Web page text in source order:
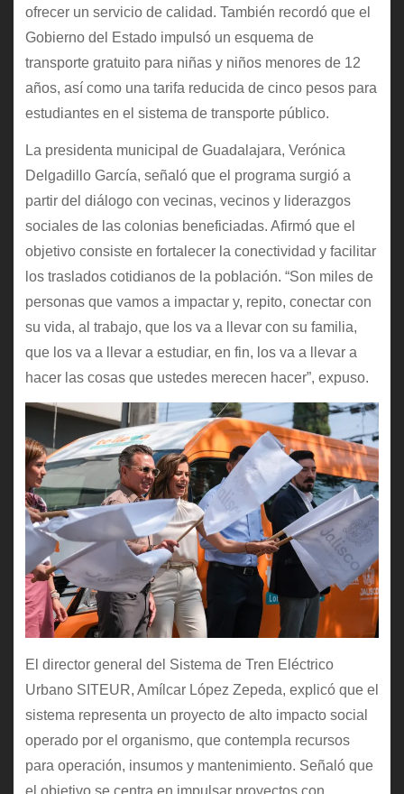
ofrecer un servicio de calidad. También recordó que el
Gobierno del Estado impulsó un esquema de
transporte gratuito para niñas y niños menores de 12
años, así como una tarifa reducida de cinco pesos para
estudiantes en el sistema de transporte público.
La presidenta municipal de Guadalajara, Verónica
Delgadillo García, señaló que el programa surgió a
partir del diálogo con vecinas, vecinos y liderazgos
sociales de las colonias beneficiadas. Afirmó que el
objetivo consiste en fortalecer la conectividad y facilitar
los traslados cotidianos de la población. “Son miles de
personas que vamos a impactar y, repito, conectar con
su vida, al trabajo, que los va a llevar con su familia,
que los va a llevar a estudiar, en fin, los va a llevar a
hacer las cosas que ustedes merecen hacer”, expuso.
El director general del Sistema de Tren Eléctrico
Urbano SITEUR, Amílcar López Zepeda, explicó que el
sistema representa un proyecto de alto impacto social
operado por el organismo, que contempla recursos
para operación, insumos y mantenimiento. Señaló que